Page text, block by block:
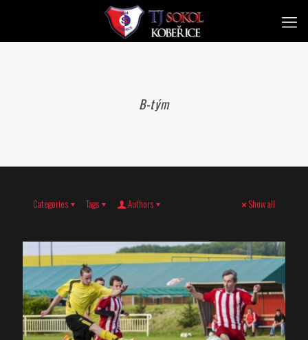
B-tým
Categories Tags Authors Show all